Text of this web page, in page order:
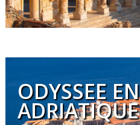
ODYSSEE EN
ADRIATIQUE